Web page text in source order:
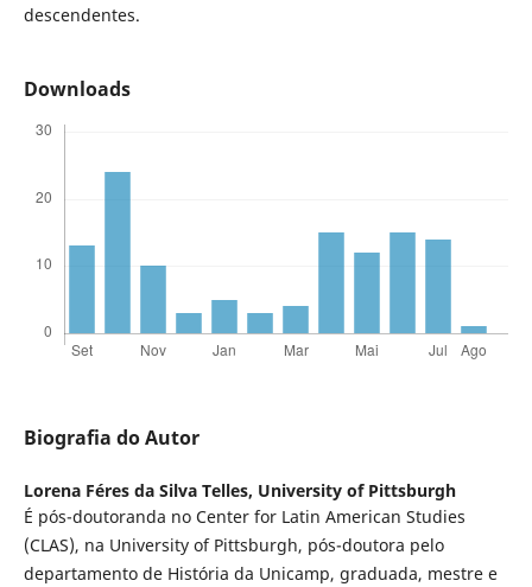
descendentes.
Downloads
Biografia do Autor
Lorena Féres da Silva Telles, University of Pittsburgh
É pós-doutoranda no Center for Latin American Studies
(CLAS), na University of Pittsburgh, pós-doutora pelo
departamento de História da Unicamp, graduada, mestre e